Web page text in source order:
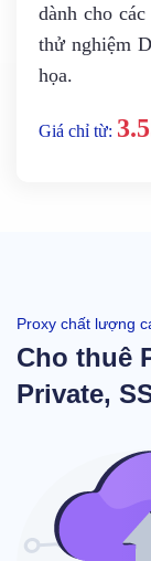
dành cho
thử nghiệm
họa.
Giá chỉ từ:
Proxy chất lượng
Cho thuê
Private,